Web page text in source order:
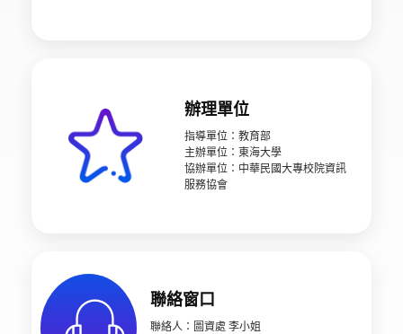
辦理單位
指導單位：教育部
主辦單位：東海大學
協辦單位：中華民國大專校院資訊
服務協會
聯絡窗口
聯絡人：圖資處 李小姐